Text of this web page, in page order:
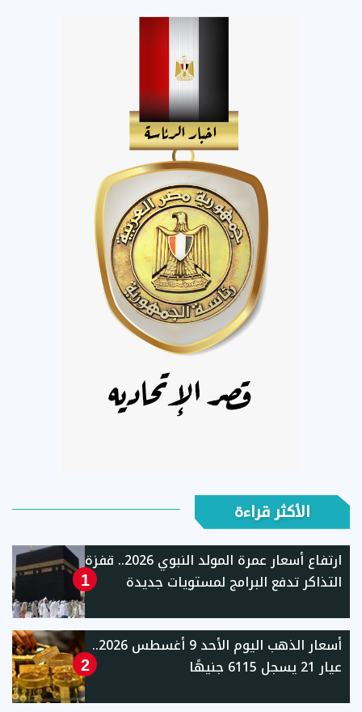
الأكثر قراءة
1
ارتفاع أسعار عمرة المولد النبوي 2026.. قفزة
التذاكر تدفع البرامج لمستويات جديدة
2
أسعار الذهب اليوم الأحد 9 أغسطس 2026..
عيار 21 يسجل 6115 جنيهًا